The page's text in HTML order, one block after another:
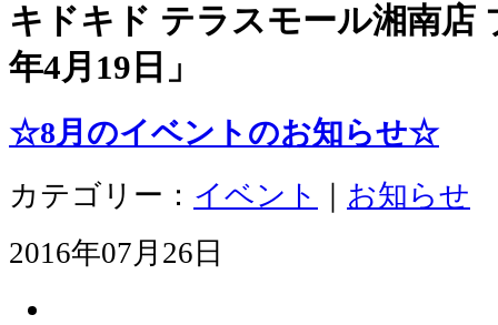
キドキド テラスモール湘南
年4月19日 」
☆8月のイベントのお知らせ☆
カテゴリー： イベント
お知らせ
2016年07月26日